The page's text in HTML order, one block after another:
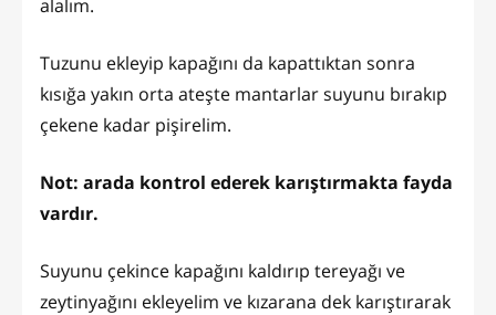
alalım.
Tuzunu ekleyip kapağını da kapattıktan sonra
kısığa yakın orta ateşte mantarlar suyunu bırakıp
çekene kadar pişirelim.
Not: arada kontrol ederek karıştırmakta fayda
vardır.
Suyunu çekince kapağını kaldırıp tereyağı ve
zeytinyağını ekleyelim ve kızarana dek karıştırarak